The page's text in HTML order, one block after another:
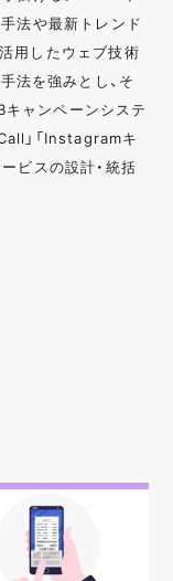
法や最新トレンド
用したウェブ技術
法を強みとし、そ
キャンペーンシステ
」「Instagramキ
ビスの設計・統括